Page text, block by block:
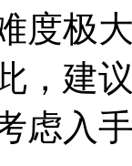
度极
，建
虑入手